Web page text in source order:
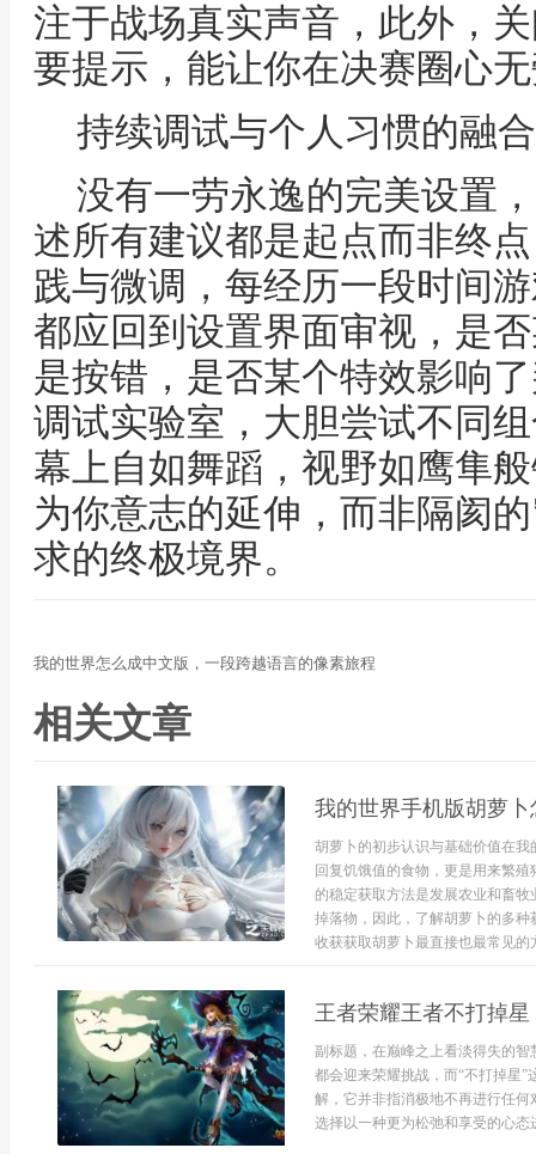
注于战场真实声音，此外，
要提示，能让你在决赛圈心
持续调试与个人习惯的融合
没有一劳永逸的完美设置
述所有建议都是起点而非终
践与微调，每经历一段时间
都应回到设置界面审视，是
是按错，是否某个特效影响
调试实验室，大胆尝试不同
幕上自如舞蹈，视野如鹰隼
为你意志的延伸，而非隔阂
求的终极境界。
我的世界怎么成中文版，一段跨越语言的像素旅程
相关文章
我的世界手机版胡萝
胡萝卜的初步认识与基础价值在
回复饥饿值的食物，更是用来繁
的稳定获取方法是发展农业和畜
掉落物，因此，了解胡萝卜的多
收获获取胡萝卜最直接也最常见的
王者荣耀王者不打掉
副标题，在巅峰之上看淡得失的
都会迎来荣耀挑战，而“不打掉星
解，它并非指消极地不再进行任
选择以一种更为松弛和享受的心